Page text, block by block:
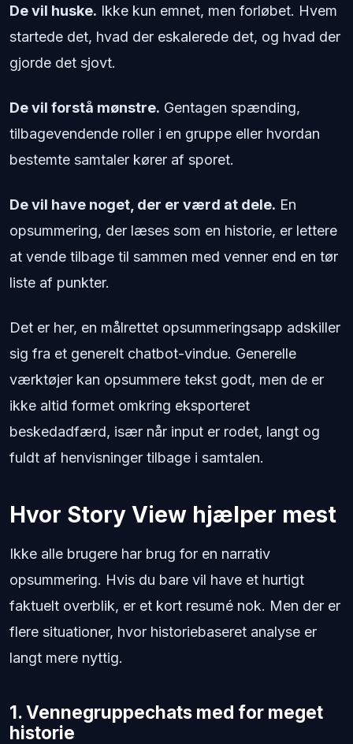
De vil huske. Ikke kun emnet, men forløbet. Hvem
startede det, hvad der eskalerede det, og hvad der
gjorde det sjovt.
De vil forstå mønstre. Gentagen spænding,
tilbagevendende roller i en gruppe eller hvordan
bestemte samtaler kører af sporet.
De vil have noget, der er værd at dele. En
opsummering, der læses som en historie, er lettere
at vende tilbage til sammen med venner end en tør
liste af punkter.
Det er her, en målrettet opsummeringsapp adskiller
sig fra et generelt chatbot-vindue. Generelle
værktøjer kan opsummere tekst godt, men de er
ikke altid formet omkring eksporteret
beskedadfærd, især når input er rodet, langt og
fuldt af henvisninger tilbage i samtalen.
Hvor Story View hjælper mest
Ikke alle brugere har brug for en narrativ
opsummering. Hvis du bare vil have et hurtigt
faktuelt overblik, er et kort resumé nok. Men der er
flere situationer, hvor historiebaseret analyse er
langt mere nyttig.
1. Vennegruppechats med for meget
historie